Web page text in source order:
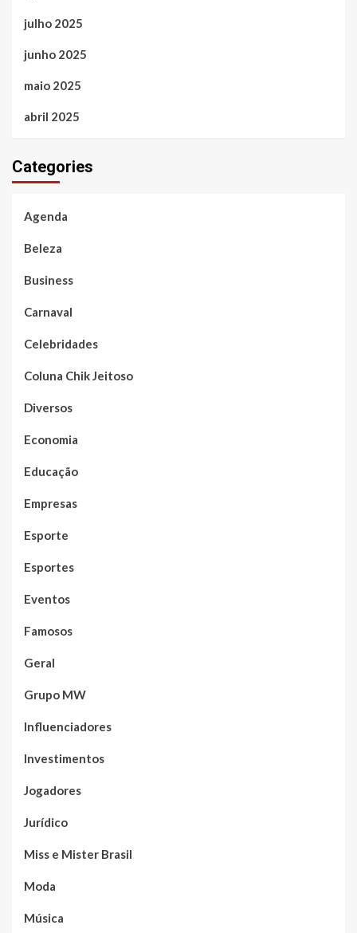
julho 2025
junho 2025
maio 2025
abril 2025
Categories
Agenda
Beleza
Business
Carnaval
Celebridades
Coluna Chik Jeitoso
Diversos
Economia
Educação
Empresas
Esporte
Esportes
Eventos
Famosos
Geral
Grupo MW
Influenciadores
Investimentos
Jogadores
Jurídico
Miss e Mister Brasil
Moda
Música